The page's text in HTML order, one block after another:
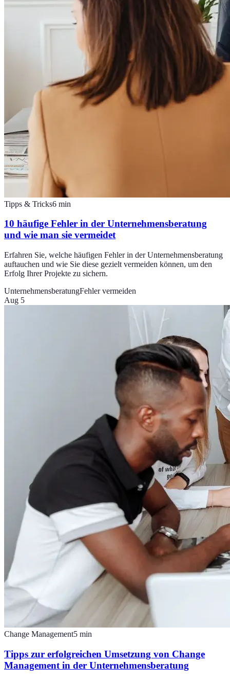
Tipps & Tricks6 min
10 häufige Fehler in der Unternehmensberatung
und wie man sie vermeidet
Erfahren Sie, welche häufigen Fehler in der Unternehmensberatung
auftauchen und wie Sie diese gezielt vermeiden können, um den
Erfolg Ihrer Projekte zu sichern.
UnternehmensberatungFehler vermeiden
Aug 5
Change Management5 min
Tipps zur erfolgreichen Umsetzung von Change
Management in der Unternehmensberatung